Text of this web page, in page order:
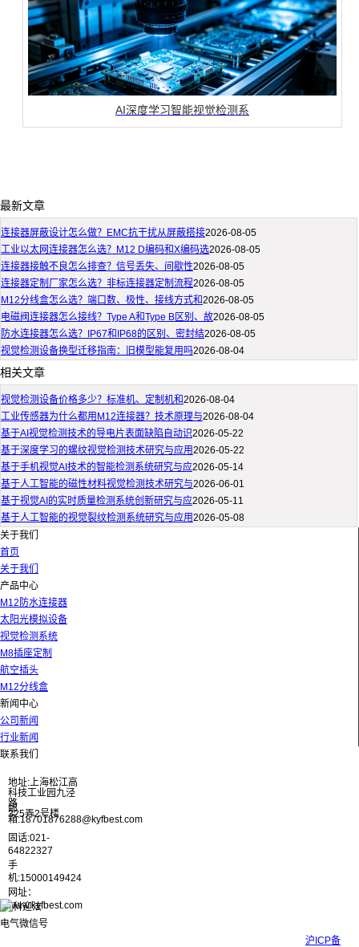
AI深度学习智能视觉检测系
最新文章
连接器屏蔽设计怎么做？EMC抗干扰从屏蔽搭接2026-08-05
工业以太网连接器怎么选？M12 D编码和X编码选2026-08-05
连接器接触不良怎么排查？信号丢失、间歇性2026-08-05
连接器定制厂家怎么选？非标连接器定制流程2026-08-05
M12分线盒怎么选？端口数、极性、接线方式和2026-08-05
电磁阀连接器怎么接线？Type A和Type B区别、故2026-08-05
防水连接器怎么选？IP67和IP68的区别、密封结2026-08-05
视觉检测设备换型迁移指南：旧模型能复用吗2026-08-04
相关文章
视觉检测设备价格多少？标准机、定制机和2026-08-04
工业传感器为什么都用M12连接器？技术原理与2026-08-04
基于AI视觉检测技术的导电片表面缺陷自动识2026-05-22
基于深度学习的螺纹视觉检测技术研究与应用2026-05-22
基于手机视觉AI技术的智能检测系统研究与应2026-05-14
基于人工智能的磁性材料视觉检测技术研究与2026-06-01
基于视觉AI的实时质量检测系统创新研究与应2026-05-11
基于人工智能的视觉裂纹检测系统研究与应用2026-05-08
关于我们
首页
关于我们
产品中心
M12防水连接器
太阳光模拟设备
视觉检测系统
M8插座定制
航空插头
M12分线盒
新闻中心
公司新闻
行业新闻
联系我们
地址:上海松江高
科技工业园九泾
路
325弄2号楼
邮
箱:18701876288@kyfbest.com
固话:021-
64822327
手
机:15000149424
网址：
www.kyfbest.com
沪ICP备